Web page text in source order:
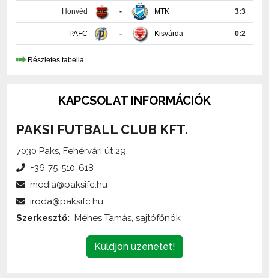
PAFC Kisvárda 0:2
Részletes tabella
PAKSI FUTBALL CLUB KFT.
7030 Paks, Fehérvári út 29.
Küldjön üzenetet!